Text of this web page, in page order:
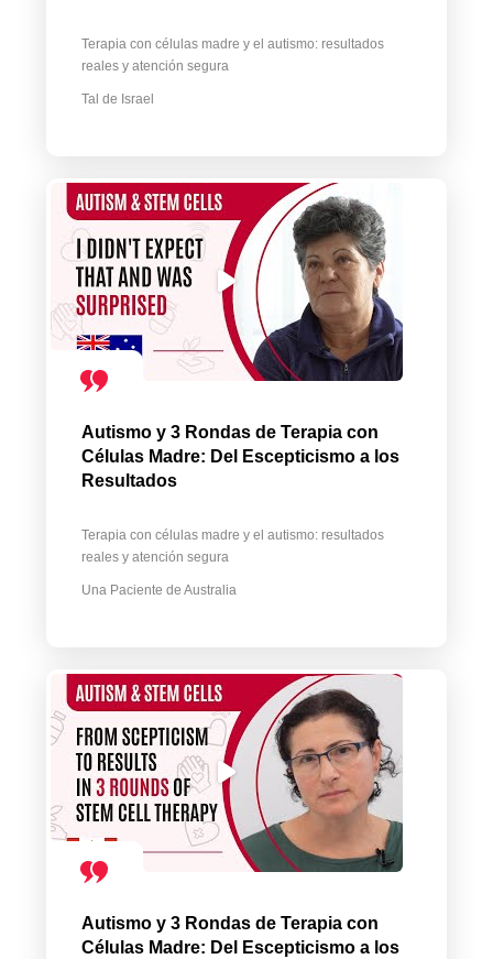
Terapia con células madre y el autismo: resultados
reales y atención segura
Tal de Israel
Autismo y 3 Rondas de Terapia con
Células Madre: Del Escepticismo a los
Resultados
Terapia con células madre y el autismo: resultados
reales y atención segura
Una Paciente de Australia
Autismo y 3 Rondas de Terapia con
Células Madre: Del Escepticismo a los